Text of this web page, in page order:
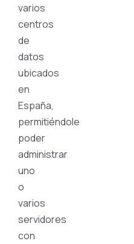
varios
centros
de
datos
ubicados
en
España,
permitiéndole
poder
administrar
uno
o
varios
servidores
con